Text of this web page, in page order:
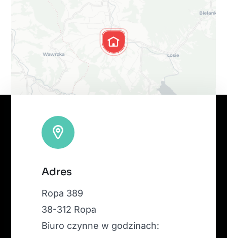
|Map tiles by
OpenStreetMap, under ODbL.
Adres
Ropa 389
38-312 Ropa
Biuro czynne w godzinach: